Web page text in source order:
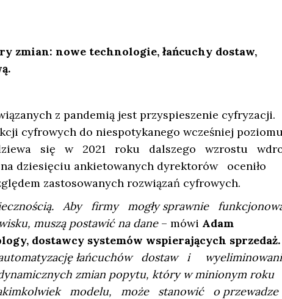
zmian: nowe technologie, łańcuchy dostaw,
z pandemią jest przyspieszenie cyfryzacji.
cyfrowych do niespotykanego wcześniej
się w 2021 roku dalszego wzrostu
dziesięciu ankietowanych dyrektorów oceniło
zastosowanych rozwiązań cyfrowych.
Aby firmy mogły sprawnie
muszą postawić na dane – mówi Adam
dostawcy systemów wspierających sprzedaż.
automatyzację łańcuchów dostaw i
zmian popytu, który w minionym roku
modelu, może stanowić o przewadze